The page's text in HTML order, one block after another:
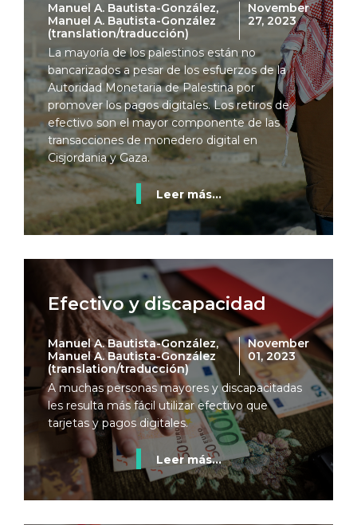
Manuel A. Bautista-González,
Manuel A. Bautista-González
(translation/traducción)
November
27, 2023
La mayoría de los palestinos están no
bancarizados a pesar de los esfuerzos de la
Autoridad Monetaria de Palestina por
promover los pagos digitales. Los retiros de
efectivo son el mayor componente de las
transacciones de monedero digital en
Cisjordania y Gaza.
Leer más...
Efectivo y discapacidad
Manuel A. Bautista-González,
Manuel A. Bautista-González
(translation/traducción)
November
01, 2023
A muchas personas mayores y discapacitadas
les resulta más fácil utilizar efectivo que
tarjetas y pagos digitales.
Leer más...